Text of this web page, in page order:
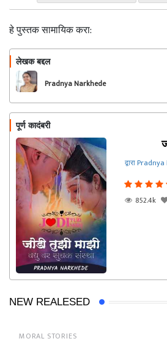
हे पुस्तक सामायिक करा:
लेखक बद्दल
Pradnya Narkhede
पूर्ण कादंबरी
द्वारा
852.4k
NEW REALESED
MORAL STORIES